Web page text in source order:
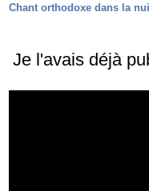
Chant orthodoxe dans la
Je l'avais déjà